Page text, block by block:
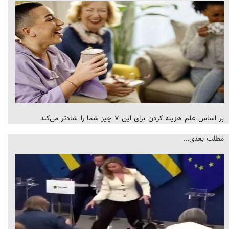
بر اساس علم هزینه کردن برای این ۷ چیز شما را شادتر می‌کند
مطلب بعدی...